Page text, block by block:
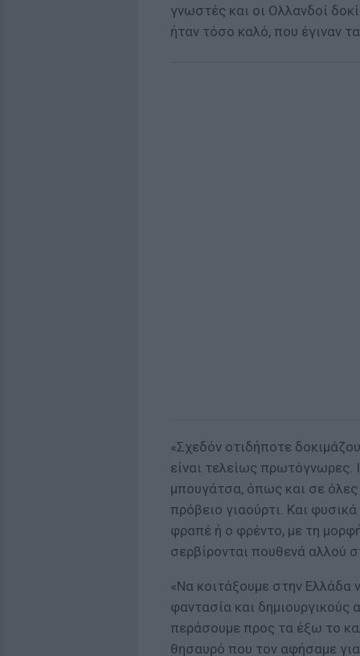
γνωστές και οι Ολλανδοί
ήταν τόσο καλό, που έγιναν
«Σχεδόν οτιδήποτε
είναι τελείως πρωτόγνωρες.
μπουγάτσα, όπως και σε όλες
πρόβειο γιαούρτι. Και
φραπέ ή ο φρέντο, με τη
σερβίρονται πουθενά αλλού
«Να κοιτάξουμε στην Ελλάδα
φαντασία και
περάσουμε προς τα έξω το
θησαυρό που τον αφήσαμε